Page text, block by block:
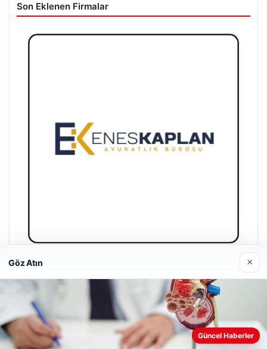
Son Eklenen Firmalar
Enes Kaplan Avukatlık Bürosu
28/04/2026
Web sitemizi nasıl kullandığınızı daha iyi anlayabilmek,
Göz Atın ×
Güncel Haberler